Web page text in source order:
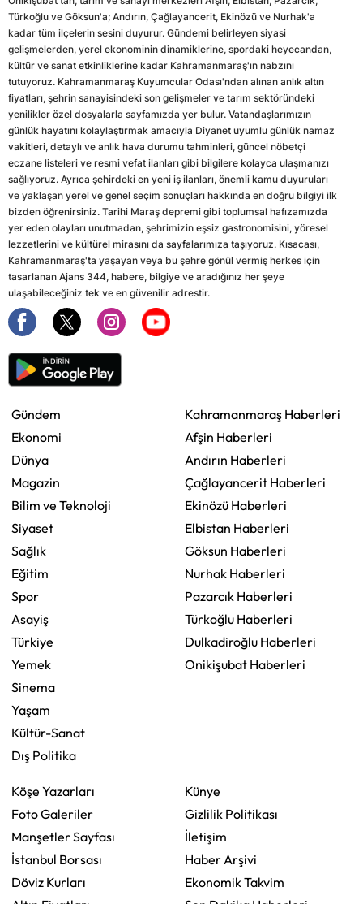
Türkoğlu ve Göksun'a; Andırın, Çağlayancerit, Ekinözü ve Nurhak'a
kadar tüm ilçelerin sesini duyurur. Gündemi belirleyen siyasi
gelişmelerden, yerel ekonominin dinamiklerine, spordaki heyecandan,
kültür ve sanat etkinliklerine kadar Kahramanmaraş'ın nabzını
tutuyoruz. Kahramanmaraş Kuyumcular Odası'ndan alınan anlık altın
fiyatları, şehrin sanayisindeki son gelişmeler ve tarım sektöründeki
yenilikler özel dosyalarla sayfamızda yer bulur. Vatandaşlarımızın
günlük hayatını kolaylaştırmak amacıyla Diyanet uyumlu günlük namaz
vakitleri, detaylı ve anlık hava durumu tahminleri, güncel nöbetçi
eczane listeleri ve resmi vefat ilanları gibi bilgilere kolayca ulaşmanızı
sağlıyoruz. Ayrıca şehirdeki en yeni iş ilanları, önemli kamu duyuruları
ve yaklaşan yerel ve genel seçim sonuçları hakkında en doğru bilgiyi ilk
bizden öğrenirsiniz. Tarihi Maraş depremi gibi toplumsal hafızamızda
yer eden olayları unutmadan, şehrimizin eşsiz gastronomisini, yöresel
lezzetlerini ve kültürel mirasını da sayfalarımıza taşıyoruz. Kısacası,
Kahramanmaraş'ta yaşayan veya bu şehre gönül vermiş herkes için
tasarlanan Ajans 344, habere, bilgiye ve aradığınız her şeye
ulaşabileceğiniz tek ve en güvenilir adrestir.
Gündem
Ekonomi
Dünya
Magazin
Bilim ve Teknoloji
Siyaset
Sağlık
Eğitim
Spor
Asayiş
Türkiye
Yemek
Sinema
Yaşam
Kültür-Sanat
Dış Politika
Kahramanmaraş Haberleri
Afşin Haberleri
Andırın Haberleri
Çağlayancerit Haberleri
Ekinözü Haberleri
Elbistan Haberleri
Göksun Haberleri
Nurhak Haberleri
Pazarcık Haberleri
Türkoğlu Haberleri
Dulkadiroğlu Haberleri
Onikişubat Haberleri
Köşe Yazarları
Foto Galeriler
Manşetler Sayfası
İstanbul Borsası
Döviz Kurları
Künye
Gizlilik Politikası
İletişim
Haber Arşivi
Ekonomik Takvim